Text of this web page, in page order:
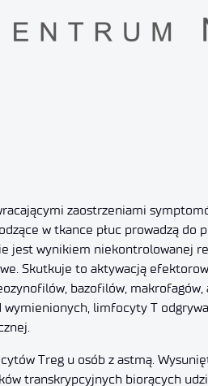
zaostrzeniami
w tkance płuc prowadzą do
jest wynikiem niekontrolowanej
Skutkuje to aktywacją
bazofilów,
wymienionych, limfocyty T
Treg u osób z astmą.
transkrypcyjnych biorących